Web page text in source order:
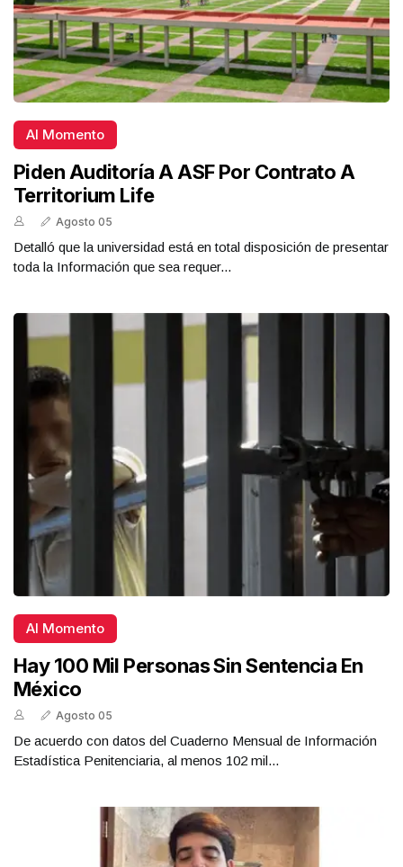
Al Momento
Piden Auditoría A ASF Por Contrato A
Territorium Life
Agosto 05
Detalló que la universidad está en total disposición de presentar
toda la Información que sea requer...
Al Momento
Hay 100 Mil Personas Sin Sentencia En
México
Agosto 05
De acuerdo con datos del Cuaderno Mensual de Información
Estadística Penitenciaria, al menos 102 mil...